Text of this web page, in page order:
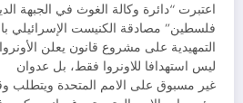
اعتبرت “دائرة وكالة الغوث في الجبهة
فلسطين” مصادقة الكنيست الإسرائيلي
التمهيدية على مشروع قانون يعلن
ليس استهدافا للاونروا فقط، بل عدوان
غير مسبوق على الامم المتحدة ويتطلب